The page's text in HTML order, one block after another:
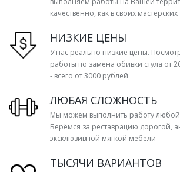
качественно, как в своих мастерских
НИЗКИЕ ЦЕНЫ
У нас реально низкие цены.
работы по замена обивки стула от
- всего от 3000 рублей
ЛЮБАЯ СЛОЖНОСТЬ
Мы можем выполнить работу любой
Берёмся за реставрацию дорогой,
эксклюзивной мягкой мебели
ТЫСЯЧИ ВАРИАНТОВ